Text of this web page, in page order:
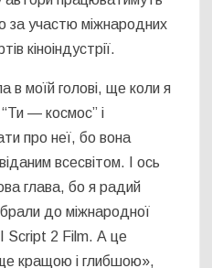
за участю міжнародних
кіноіндустрії.
в моїй голові, ще коли я
— космос” і
про неї, бо вона
всесвітом. І ось
глава, бо я радий
до міжнародної
Script 2 Film. А це
ще кращою і глибшою»,